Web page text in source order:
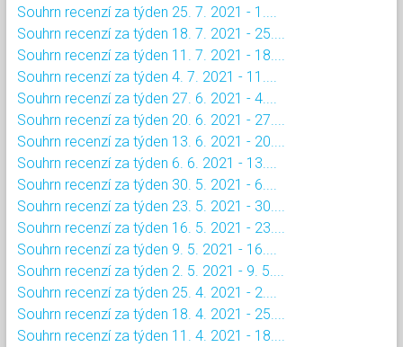
Souhrn recenzí za týden 25. 7. 2021 - 1....
Souhrn recenzí za týden 18. 7. 2021 - 25....
Souhrn recenzí za týden 11. 7. 2021 - 18....
Souhrn recenzí za týden 4. 7. 2021 - 11....
Souhrn recenzí za týden 27. 6. 2021 - 4....
Souhrn recenzí za týden 20. 6. 2021 - 27....
Souhrn recenzí za týden 13. 6. 2021 - 20....
Souhrn recenzí za týden 6. 6. 2021 - 13....
Souhrn recenzí za týden 30. 5. 2021 - 6....
Souhrn recenzí za týden 23. 5. 2021 - 30....
Souhrn recenzí za týden 16. 5. 2021 - 23....
Souhrn recenzí za týden 9. 5. 2021 - 16....
Souhrn recenzí za týden 2. 5. 2021 - 9. 5....
Souhrn recenzí za týden 25. 4. 2021 - 2....
Souhrn recenzí za týden 18. 4. 2021 - 25....
Souhrn recenzí za týden 11. 4. 2021 - 18....